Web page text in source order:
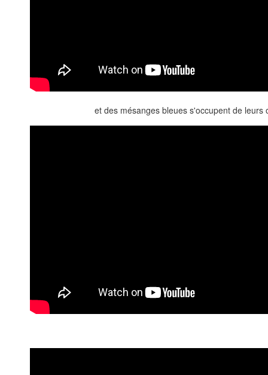
et des mésanges bleues s'occupent de leurs